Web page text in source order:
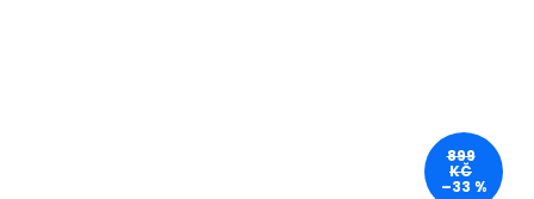
899
KČ
–33 %